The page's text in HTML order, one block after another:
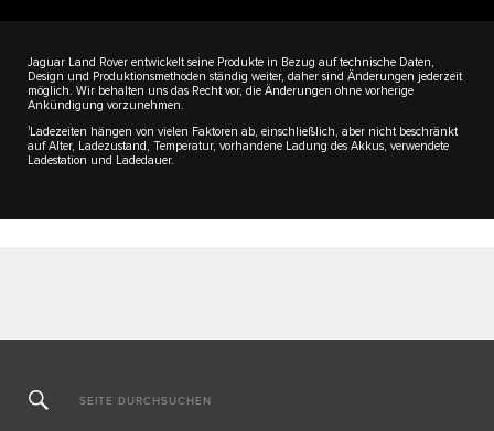
Jaguar Land Rover entwickelt seine Produkte in Bezug auf technische Daten,
Design und Produktionsmethoden ständig weiter, daher sind Änderungen jederzeit
möglich. Wir behalten uns das Recht vor, die Änderungen ohne vorherige
Ankündigung vorzunehmen.
1 Ladezeiten hängen von vielen Faktoren ab, einschließlich, aber nicht beschränkt
auf Alter, Ladezustand, Temperatur, vorhandene Ladung des Akkus, verwendete
Ladestation und Ladedauer.
SEITE DURCHSUCHEN